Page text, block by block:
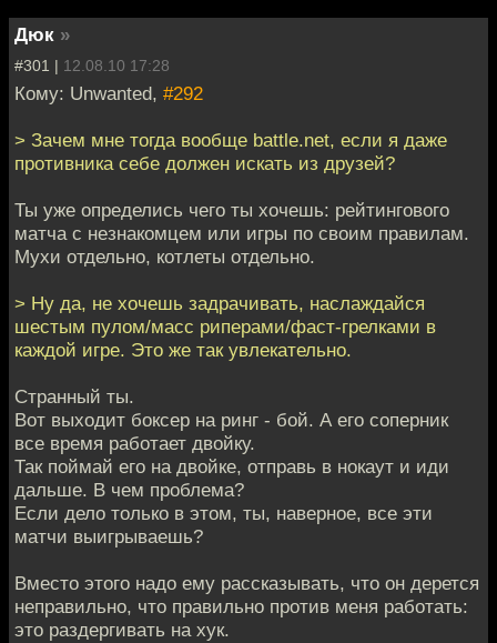
Дюк »
#301 | 12.08.10 17:28
Кому: Unwanted, #292
> Зачем мне тогда вообще battle.net, если я даже
противника себе должен искать из друзей?
Ты уже определись чего ты хочешь: рейтингового
матча с незнакомцем или игры по своим правилам.
Мухи отдельно, котлеты отдельно.
> Ну да, не хочешь задрачивать, наслаждайся
шестым пулом/масс риперами/фаст-грелками в
каждой игре. Это же так увлекательно.
Странный ты.
Вот выходит боксер на ринг - бой. А его соперник
все время работает двойку.
Так поймай его на двойке, отправь в нокаут и иди
дальше. В чем проблема?
Если дело только в этом, ты, наверное, все эти
матчи выигрываешь?
Вместо этого надо ему рассказывать, что он дерется
неправильно, что правильно против меня работать:
это раздергивать на хук.